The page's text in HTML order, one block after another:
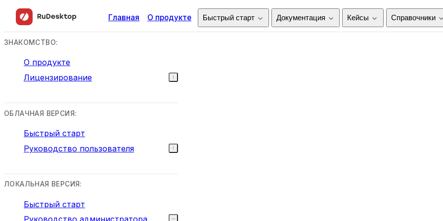
Главная О продукте Быстрый старт Документация Кейсы Справочники
ЗНАКОМСТВО:
О продукте
Лицензирование
ОБЛАЧНАЯ ВЕРСИЯ:
Быстрый старт
Руководство пользователя
ЛОКАЛЬНАЯ ВЕРСИЯ:
Быстрый старт